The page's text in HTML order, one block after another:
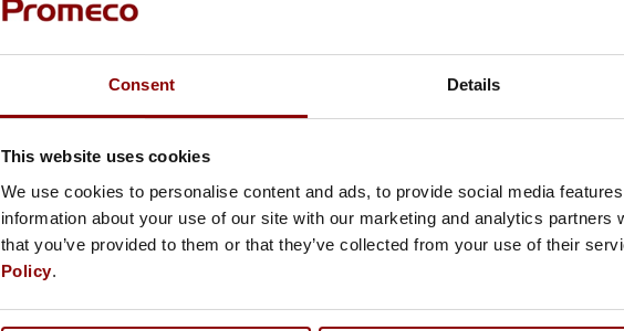
Consent Details
This website uses cookies
We use cookies to personalise content and ads, to provide social media
information about your use of our site with our marketing and analytics partners
that you’ve provided to them or that they’ve collected from your use of their
Policy.